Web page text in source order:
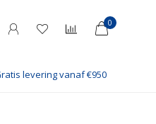
0
levering vanaf €950